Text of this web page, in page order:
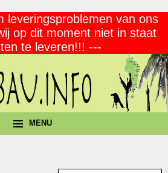
leveringsproblemen van ons
op dit moment niet in staat
te leveren!!! ---
MENU